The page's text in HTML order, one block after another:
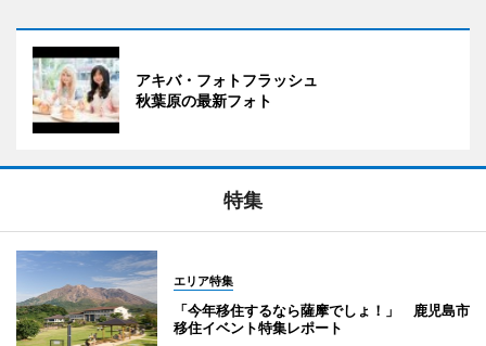
アキバ・フォトフラッシュ
秋葉原の最新フォト
特集
エリア特集
「今年移住するなら薩摩でしょ！」 鹿児島市
移住イベント特集レポート